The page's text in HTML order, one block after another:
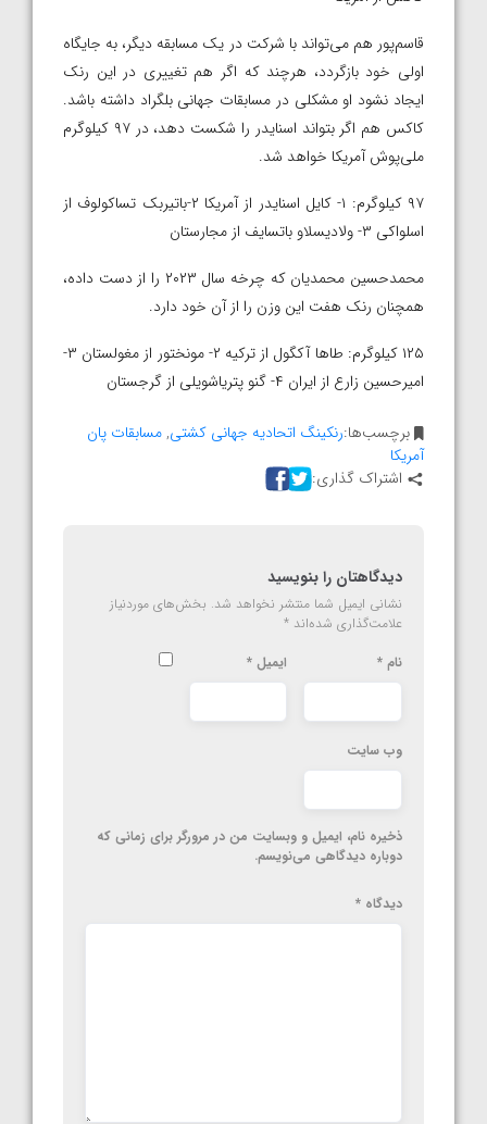
قاسم‌پور هم می‌تواند با شرکت در یک مسابقه دیگر، به جایگاه
اولی خود بازگردد، هرچند که اگر هم تغییری در این رنک
ایجاد نشود او مشکلی در مسابقات جهانی بلگراد داشته باشد.
کاکس هم اگر بتواند اسنایدر را شکست دهد، در ۹۷ کیلوگرم
ملی‌پوش آمریکا خواهد شد.
۹۷ کیلوگرم: ۱- کایل اسنایدر از آمریکا ۲-باتیربک تساکولوف از
اسلواکی ۳- ولادیسلاو باتسایف از مجارستان
محمدحسین محمدیان که چرخه سال ۲۰۲۳ را از دست داده،
همچنان رنک هفت این وزن را از آن خود دارد.
۱۲۵ کیلوگرم: طاها آکگول از ترکیه ۲- مونختور از مغولستان ۳-
امیرحسین زارع از ایران ۴- گنو پتریاشویلی از گرجستان
برچسب‌ها:رنکینگ اتحادیه جهانی کشتی,مسابقات پان
آمریکا
اشتراک گذاری:
دیدگاهتان را بنویسید
نشانی ایمیل شما منتشر نخواهد شد. بخش‌های موردنیاز
علامت‌گذاری شده‌اند *
نام * ایمیل *
وب‌ سایت
ذخیره نام، ایمیل و وبسایت من در مرورگر برای زمانی که
دوباره دیدگاهی می‌نویسم.
دیدگاه *